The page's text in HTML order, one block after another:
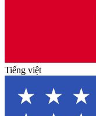
Tiếng việt